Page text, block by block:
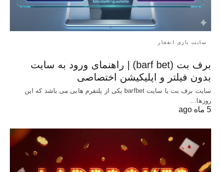
سایت بازی انفجار
برف بت (barf bet) | راهنمای ورود به سایت
بدون فیلتر و اپلیکیشن اختصاصی
سایت برف بت یا سایت barfbet یکی از پلتفرم‌ هایی می باشد که این
روزها…
5 ماه ago